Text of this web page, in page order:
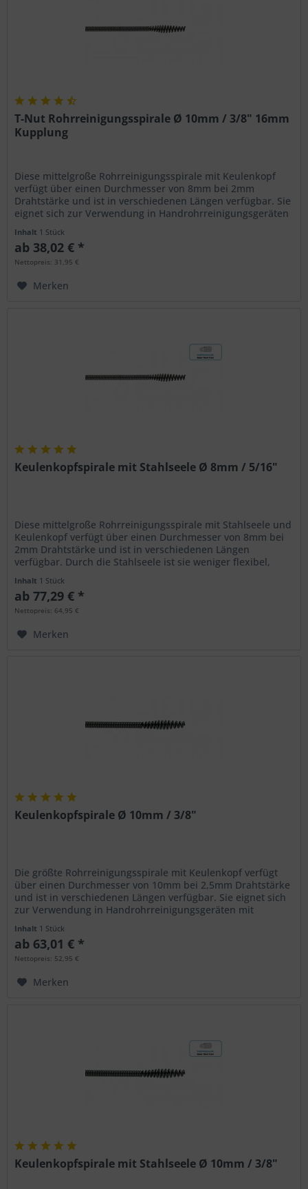
T-Nut Rohrreinigungsspirale Ø 10mm / 3/8" 16mm
Kupplung
Diese mittelgroße Rohrreinigungsspirale mit Keulenkopf
verfügt über einen Durchmesser von 8mm bei 2mm
Drahtstärke und ist in verschiedenen Längen verfügbar. Sie
eignet sich zur Verwendung in Handrohrreinigungsgeräten
Inhalt 1 Stück
ab 38,02 € *
Nettopreis: 31,95 €
Merken
Keulenkopfspirale mit Stahlseele Ø 8mm / 5/16"
Diese mittelgroße Rohrreinigungsspirale mit Stahlseele und
Keulenkopf verfügt über einen Durchmesser von 8mm bei
2mm Drahtstärke und ist in verschiedenen Längen
verfügbar. Durch die Stahlseele ist sie weniger flexibel,
Inhalt 1 Stück
ab 77,29 € *
Nettopreis: 64,95 €
Merken
Keulenkopfspirale Ø 10mm / 3/8"
Die größte Rohrreinigungsspirale mit Keulenkopf verfügt
über einen Durchmesser von 10mm bei 2,5mm Drahtstärke
und ist in verschiedenen Längen verfügbar. Sie eignet sich
zur Verwendung in Handrohrreinigungsgeräten mit
Inhalt 1 Stück
ab 63,01 € *
Nettopreis: 52,95 €
Merken
Keulenkopfspirale mit Stahlseele Ø 10mm / 3/8"